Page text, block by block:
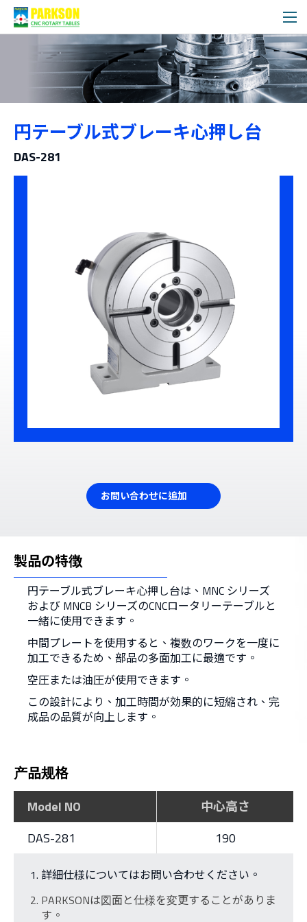
製品情報
カテゴリー
円テーブル式ブレーキ心押し台
DAS-281
お問い合わせに追加
製品の特徴
円テーブル式ブレーキ心押し台は、MNC シリーズ
および MNCB シリーズのCNCロータリーテーブルと
一緒に使用できます。
中間プレートを使用すると、複数のワークを一度に
加工できるため、部品の多面加工に最適です。
空圧または油圧が使用できます。
この設計により、加工時間が効果的に短縮され、完
成品の品質が向上します。
产品规格
Model NO
中心高さ
DAS-281
190
詳細仕様についてはお問い合わせください。
PARKSONは図面と仕様を変更することがありま
す。